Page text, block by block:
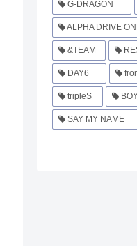
G-DRAGON
ALPHA DRIVE
&TEAM
DAY6
tripleS
SAY MY NAME